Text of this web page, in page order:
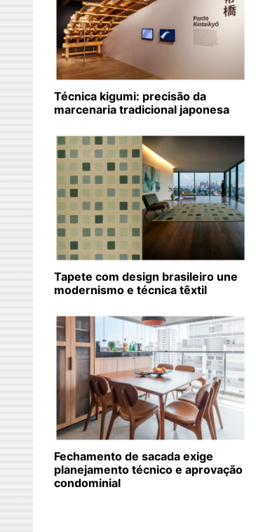
Técnica kigumi: precisão da
marcenaria tradicional japonesa
Tapete com design brasileiro une
modernismo e técnica têxtil
Fechamento de sacada exige
planejamento técnico e aprovação
condominial